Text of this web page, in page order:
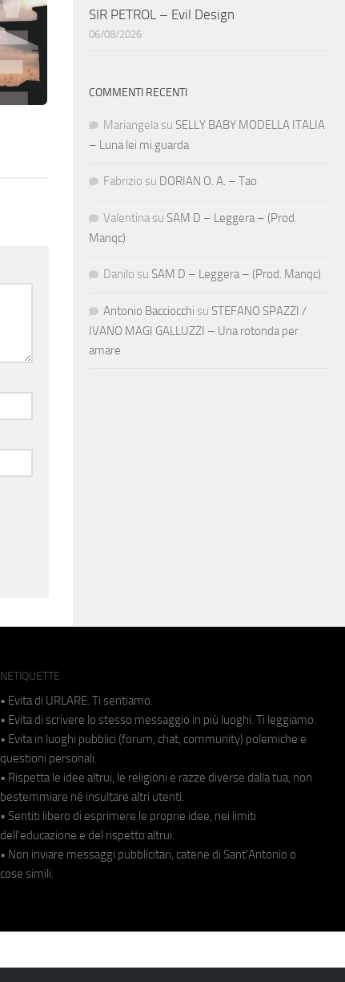
SIR PETROL – Evil Design
06/08/2026
COMMENTI RECENTI
Mariangela su SELLY BABY MODELLA ITALIA
– Luna lei mi guarda
Fabrizio su DORIAN O. A. – Tao
Valentina su SAM D – Leggera – (Prod.
Manqc)
Danilo su SAM D – Leggera – (Prod. Manqc)
Antonio Bacciocchi su STEFANO SPAZZI /
IVANO MAGI GALLUZZI – Una rotonda per
amare
NETIQUETTE
• Evita di URLARE. Ti sentiamo.
• Evita di scrivere lo stesso messaggio in più luoghi. Ti leggiamo.
• Evita in luoghi pubblici (forum, chat, community) polemiche e
questioni personali.
• Rispetta le idee altrui, le religioni e razze diverse dalla tua, non
bestemmiare né insultare altri utenti.
• Sentiti libero di esprimere le proprie idee, nei limiti
dell'educazione e del rispetto altrui.
• Non inviare messaggi pubblicitari, catene di Sant'Antonio o
cose simili.